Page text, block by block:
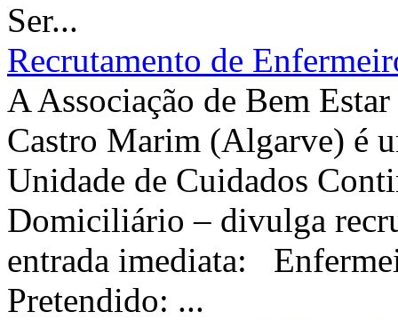
Ser...
Recrutamento de
A Associação de Bem
Castro Marim (Algarve) é
Unidade de Cuidados
Domiciliário – divulga
entrada imediata:
Pretendido: ...